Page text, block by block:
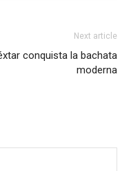
Next article
conquista la bachata
moderna